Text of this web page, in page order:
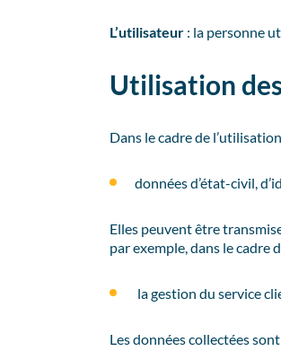
L’utilisateur : la personne
Utilisation
Dans le cadre de
données d’état-civil,
Elles peuvent être
par exemple, dans le cadre
la gestion du service
Les données collectées